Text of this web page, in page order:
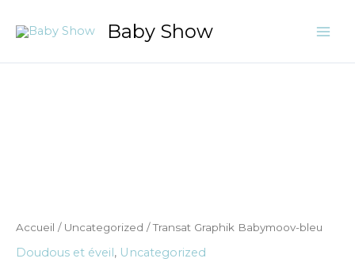
Baby Show
Accueil / Uncategorized / Transat Graphik Babymoov-bleu
Doudous et éveil , Uncategorized